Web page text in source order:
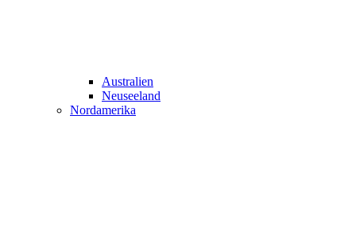
Australien
Neuseeland
Nordamerika